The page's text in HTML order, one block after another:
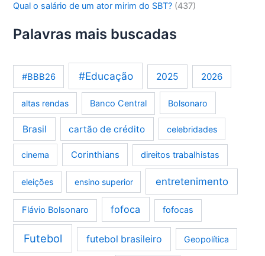
Qual o salário de um ator mirim do SBT? (437)
Palavras mais buscadas
#BBB26 #Educação 2025 2026
altas rendas Banco Central Bolsonaro
Brasil cartão de crédito celebridades
cinema Corinthians direitos trabalhistas
eleições ensino superior entretenimento
Flávio Bolsonaro fofoca fofocas
Futebol futebol brasileiro Geopolítica